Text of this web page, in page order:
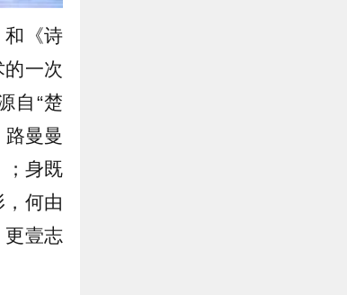
和《诗
一次
自“楚
曼曼
；身既
何由
更壹志